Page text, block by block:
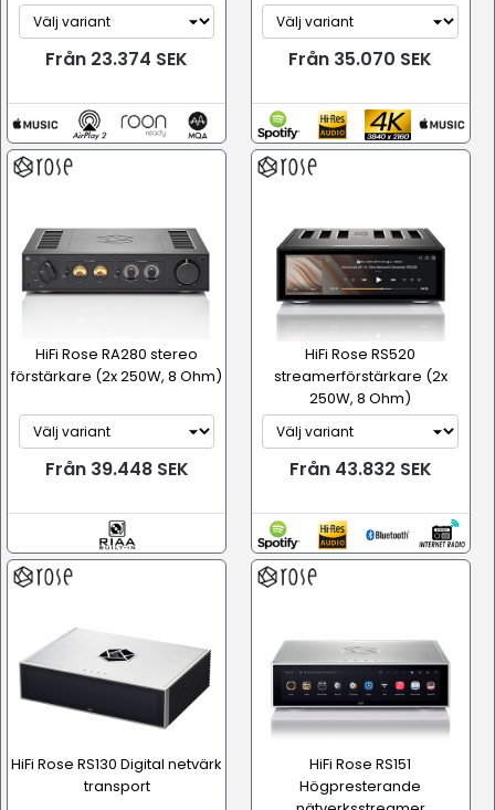
Från 23.374 SEK Från 35.070 SEK
HiFi Rose RA280 stereo
förstärkare (2x 250W, 8 Ohm)
Från 39.448 SEK
HiFi Rose RS520
streamerförstärkare (2x
250W, 8 Ohm)
Från 43.832 SEK
HiFi Rose RS130 Digital netvärk
transport
HiFi Rose RS151
Högpresterande